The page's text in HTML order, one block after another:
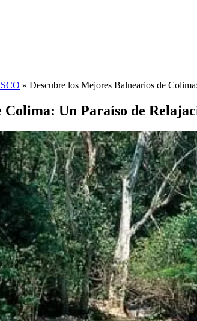
» Descubre los Mejores Balnearios de
Un Paraíso de